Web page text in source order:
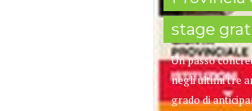
stage
Un passo
negli ultimi tre
grado di